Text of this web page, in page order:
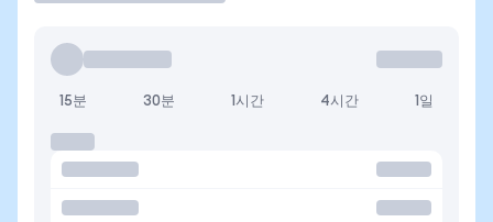
15분 30분 1시간 4시간 1일